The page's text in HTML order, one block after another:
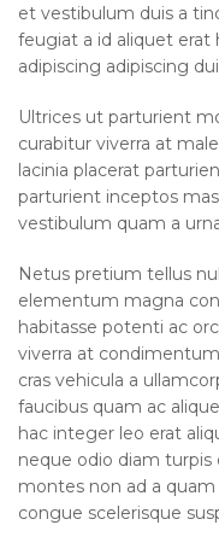
et vestibulum duis a
feugiat a id aliquet
adipiscing adipiscing
Ultrices ut parturient
curabitur viverra at
lacinia placerat
parturient inceptos
vestibulum quam a
Netus pretium tellus
elementum magna
habitasse potenti ac
viverra at
cras vehicula a
faucibus quam ac
hac integer leo erat
neque odio diam
montes non ad a
congue scelerisque